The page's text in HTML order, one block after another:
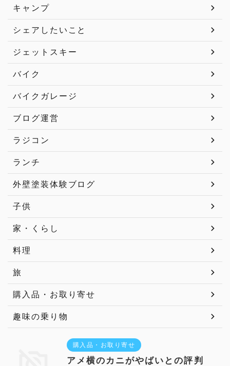
キャンプ
シェアしたいこと
ジェットスキー
バイク
バイクガレージ
ブログ運営
ラジコン
ランチ
外壁塗装体験ブログ
子供
家・くらし
料理
旅
購入品・お取り寄せ
趣味の乗り物
購入品・お取り寄せ
アメ横のカニがやばいとの評判